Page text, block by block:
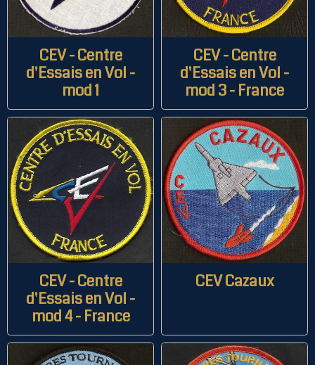
CEV - Centre
d'Essais en Vol -
mod 1
CEV - Centre
d'Essais en Vol -
mod 3 - France
CEV - Centre
d'Essais en Vol -
mod 4 - France
CEV Cazaux